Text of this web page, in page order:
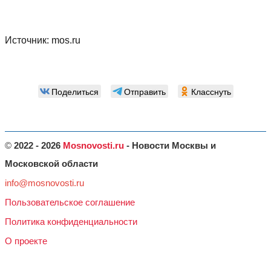
Источник: mos.ru
Поделиться Отправить Класснуть
© 2022 - 2026 Mosnovosti.ru - Новости Москвы и
Московской области
info@mosnovosti.ru
Пользовательское соглашение
Политика конфиденциальности
О проекте